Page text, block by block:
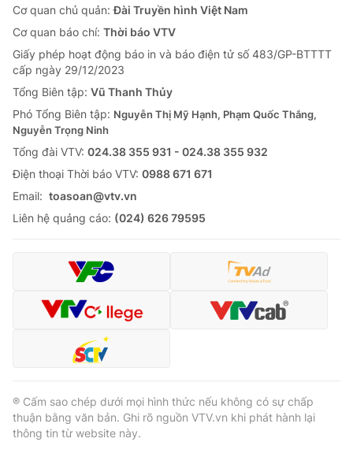
Cơ quan chủ quản:Đài Truyền hình Việt Nam
Cơ quan báo chí: Thời báo VTV
Giấy phép hoạt động báo in và báo điện tử số 483/GP-BTTTT
cấp ngày 29/12/2023
Tổng Biên tập: Vũ Thanh Thủy
Phó Tổng Biên tập: Nguyễn Thị Mỹ Hạnh, Phạm Quốc Thắng,
Nguyễn Trọng Ninh
Tổng đài VTV: 024.38 355 931 - 024.38 355 932
Ðiện thoại Thời báo VTV: 0988 671 671
Email: toasoan@vtv.vn
Liên hệ quảng cáo: (024) 626 79595
® Cấm sao chép dưới mọi hình thức nếu không có sự chấp
thuận bằng văn bản. Ghi rõ nguồn VTV.vn khi phát hành lại
thông tin từ website này.